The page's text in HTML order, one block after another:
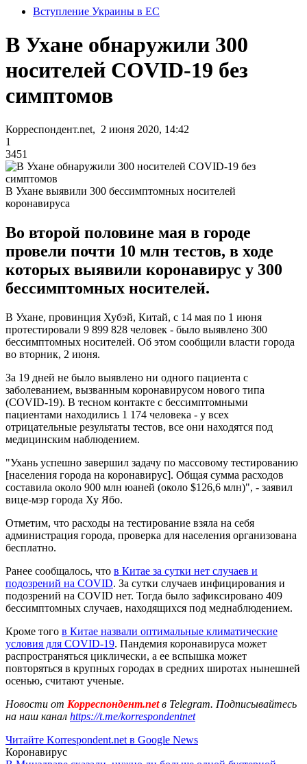
Вступление Украины в ЕС
В Ухане обнаружили 300
носителей COVID-19 без
симптомов
Корреспондент.net, 2 июня 2020, 14:42
1
3451
В Ухане выявили 300 бессимптомных носителей
коронавируса
Во второй половине мая в городе
провели почти 10 млн тестов, в ходе
которых выявили коронавирус у 300
бессимптомных носителей.
В Ухане, провинция Хубэй, Китай, с 14 мая по 1 июня
протестировали 9 899 828 человек - было выявлено 300
бессимптомных носителей. Об этом сообщили власти города
во вторник, 2 июня.
За 19 дней не было выявлено ни одного пациента с
заболеванием, вызванным коронавирусом нового типа
(COVID-19). В тесном контакте с бессимптомными
пациентами находились 1 174 человека - у всех
отрицательные результаты тестов, все они находятся под
медицинским наблюдением.
"Ухань успешно завершил задачу по массовому тестированию
[населения города на коронавирус]. Общая сумма расходов
составила около 900 млн юаней (около $126,6 млн)", - заявил
вице-мэр города Ху Ябо.
Отметим, что расходы на тестирование взяла на себя
администрация города, проверка для населения организована
бесплатно.
Ранее сообщалось, что в Китае за сутки нет случаев и
подозрений на COVID. За сутки случаев инфицирования и
подозрений на COVID нет. Тогда было зафиксировано 409
бессимптомных случаев, находящихся под меднаблюдением.
Кроме того в Китае назвали оптимальные климатические
условия для COVID-19. Пандемия коронавируса может
распространяться циклически, а ее вспышка может
повторяться в крупных городах в средних широтах нынешней
осенью, считают ученые.
Новости от Корреспондент.netв Telegram. Подписывайтесь
на наш канал https://t.me/korrespondentnet
Читайте Korrespondent.net в Google News
Коронавирус